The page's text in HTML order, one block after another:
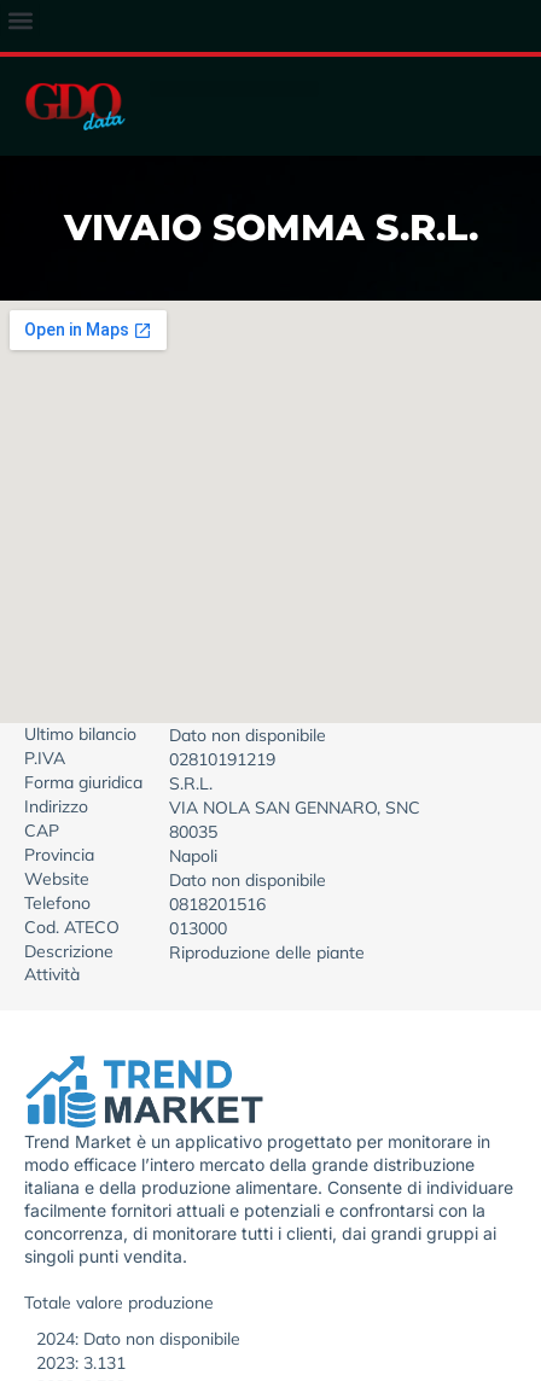
VIVAIO SOMMA S.R.L.
Ultimo bilancio
Dato non disponibile
P.IVA
02810191219
Forma giuridica
S.R.L.
Indirizzo
VIA NOLA SAN GENNARO, SNC
CAP
80035
Provincia
Napoli
Website
Dato non disponibile
Telefono
0818201516
Cod. ATECO
013000
Descrizione
Attività
Riproduzione delle piante
Trend Market è un applicativo progettato per monitorare in
modo efficace l’intero mercato della grande distribuzione
italiana e della produzione alimentare. Consente di individuare
facilmente fornitori attuali e potenziali e confrontarsi con la
concorrenza, di monitorare tutti i clienti, dai grandi gruppi ai
singoli punti vendita.
Totale valore produzione
2024: Dato non disponibile
2023: 3.131